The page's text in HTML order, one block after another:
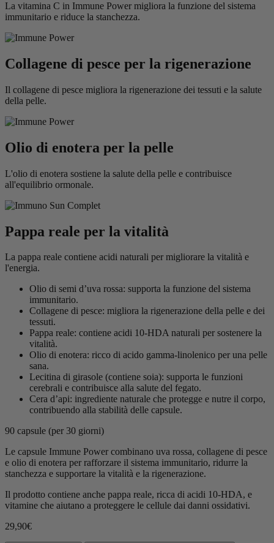
La vitamina C in Immune Power migliora la funzione del sistema
immunitario e riduce la stanchezza.
Collagene di pesce per la rigenerazione
Il collagene di pesce migliora la rigenerazione dei tessuti e la salute
della pelle.
Olio di enotera per la pelle
L'olio di enotera sostiene la salute della pelle e contribuisce
all'equilibrio ormonale.
Pappa reale per la vitalità
La pappa reale contiene acidi naturali per migliorare la vitalità e
l'energia.
Olio di semi d’uva rossa: supporta la funzione del sistema
immunitario.
Collagene di pesce: migliora la rigenerazione della pelle e dei
tessuti.
Pappa reale: contiene acidi 10-HDA naturali per sostenere la
vitalità.
Olio di enotera: ricco di acido gamma-linolenico per una pelle
sana.
Lecitina di girasole (contiene soia): supporta le funzioni
cerebrali e contribuisce alla salute del fegato.
Cera d’api: ingrediente naturale che protegge e nutre il corpo,
contribuendo alla stabilità delle capsule.
90 capsule (per 30 giorni)
Le capsule Immune Power combinano uva rossa, collagene di pesce
e olio di enotera per rafforzare il sistema immunitario, ridurre la
stanchezza e supportare la vitalità e la rigenerazione.
Il prodotto contiene anche pappa reale, ricca di acidi 10-HDA, e
vitamine che aiutano a proteggere le cellule dai danni ossidativi.
29,90€